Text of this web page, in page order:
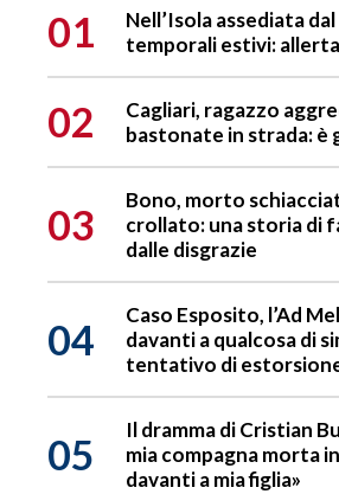
01
Nell’Isola assediata
temporali estivi:
02
Cagliari, ragazzo
bastonate in strada: è
03
Bono, morto
crollato: una storia di
dalle disgrazie
04
Caso Esposito, l’Ad
davanti a qualcosa di
tentativo di
05
Il dramma di Cristian
mia compagna morta
davanti a mia figlia»